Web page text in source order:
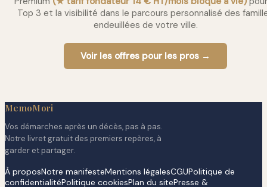
Top 3 et la visibilité dans le parcours personnalisé des
endeuillées de votre ville.
Voir les offres pour les pros →
MemoMori
Vos démarches après un décès, pas à pas.
Notre livret gratuit des premiers repères, à
garder et partager.
À proposNotre manifesteMentions légalesCGUPolitique de
confidentialitéPolitique cookiesPlan du sitePresse &